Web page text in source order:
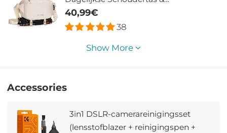
Multifunctionele Fotografie Crossbody
Tas voor DSLR Camera's | Urban
Wander 01(Beige)
40,99€
38
Show More
Accessories
3in1 DSLR-camerareinigingsset
(lensstofblazer + reinigingspen +